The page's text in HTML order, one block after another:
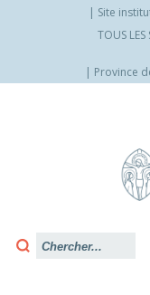
Site
TOUS LES
Province